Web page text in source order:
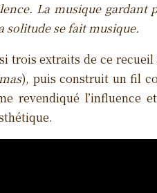
La musique gardant
solitude se fait musique.
trois extraits de ce recueil
), puis construit un fil
revendiqué l’influence